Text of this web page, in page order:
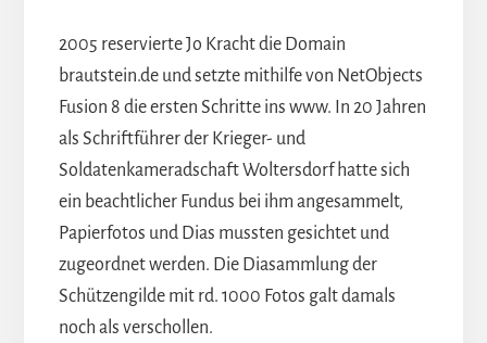
2005 reservierte Jo Kracht die Domain
brautstein.de und setzte mithilfe von NetObjects
Fusion 8 die ersten Schritte ins www. In 20 Jahren
als Schriftführer der Krieger- und
Soldatenkameradschaft Woltersdorf hatte sich
ein beachtlicher Fundus bei ihm angesammelt,
Papierfotos und Dias mussten gesichtet und
zugeordnet werden. Die Diasammlung der
Schützengilde mit rd. 1000 Fotos galt damals
noch als verschollen.